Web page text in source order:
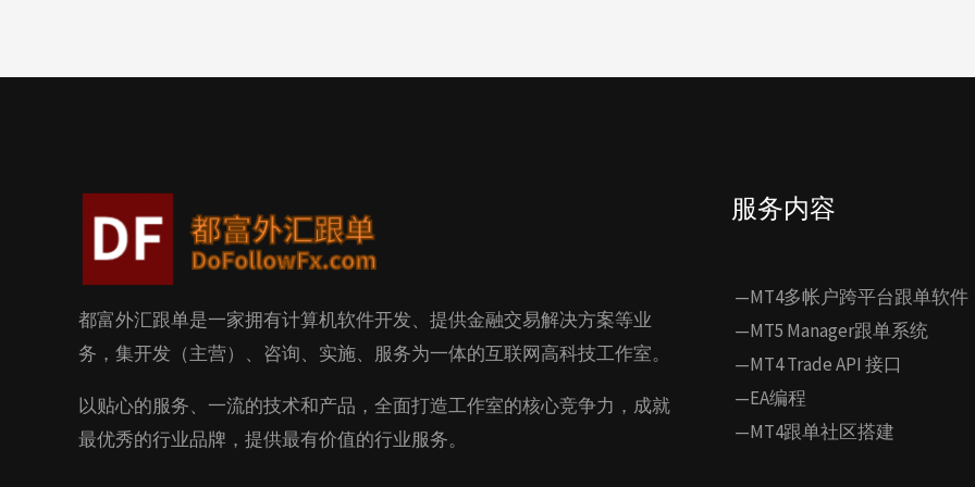
都富外汇跟单是一家拥有计算机软件开发、提供金融交易解决方案等业
务，集开发（主营）、咨询、实施、服务为一体的互联网高科技工作室。
以贴心的服务、一流的技术和产品，全面打造工作室的核心竞争力，成就
最优秀的行业品牌，提供最有价值的行业服务。
服务内容
—MT4多帐户跨平台跟单软件
—MT5 Manager跟单系统
—MT4 Trade API 接口
—EA编程
—MT4跟单社区搭建